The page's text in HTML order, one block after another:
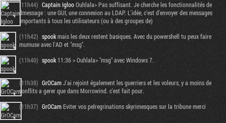
(11h44) Captain IglooOuhlala> Pas suffisant. Je cherche les fonctionnalités de
dmessage : une GUI, une connexion au LDAP. L'idée, c'est d'envoyer des messages
importants à tous les utilisateurs (ou à des groupes de)
(11h42) spookmais les deux restent basiques. Avec du powershell tu peux faire
mumuse avec l'AD et "msg".
(11h40) spook 11:36 > Ouhlala> "msg" avec Windows 7.
(11h38) GrOCamJ'ai rejoint également les guerriers et les voleurs, y a moins de
conflits a gerer que dans Morrowind. c'est fait pour.
(11h37) GrOCamEviter vos pelregrinations skyrimesques sur la tribune merci